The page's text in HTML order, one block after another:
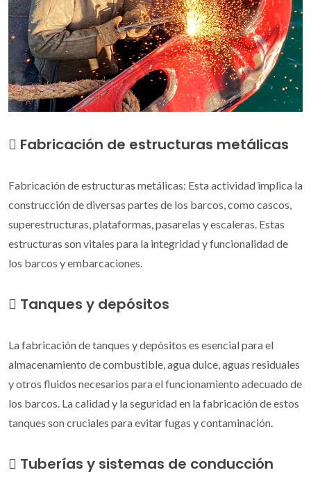
Fabricación de estructuras metálicas
Fabricación de estructuras metálicas: Esta actividad implica la
construcción de diversas partes de los barcos, como cascos,
superestructuras, plataformas, pasarelas y escaleras. Estas
estructuras son vitales para la integridad y funcionalidad de
los barcos y embarcaciones.
Tanques y depósitos
La fabricación de tanques y depósitos es esencial para el
almacenamiento de combustible, agua dulce, aguas residuales
y otros fluidos necesarios para el funcionamiento adecuado de
los barcos. La calidad y la seguridad en la fabricación de estos
tanques son cruciales para evitar fugas y contaminación.
Tuberías y sistemas de conducción